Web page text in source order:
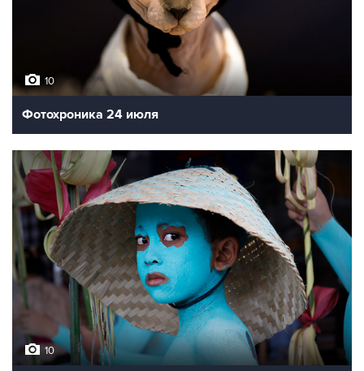
10
Фотохроника 24 июля
10